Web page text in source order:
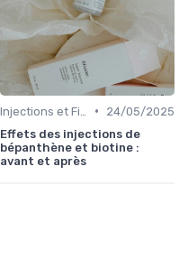
•
24/05/2025
Effets des injections de
bépanthène et biotine :
avant et après